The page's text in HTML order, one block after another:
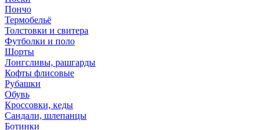
Пончо
Термобельё
Толстовки и свитера
Футболки и поло
Шорты
Лонгсливы, рашгарды
Кофты флисовые
Рубашки
Обувь
Кроссовки, кеды
Сандали, шлепанцы
Ботинки